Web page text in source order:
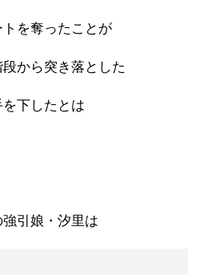
を奪ったことが
から突き落とした
下したとは
引娘・汐里は